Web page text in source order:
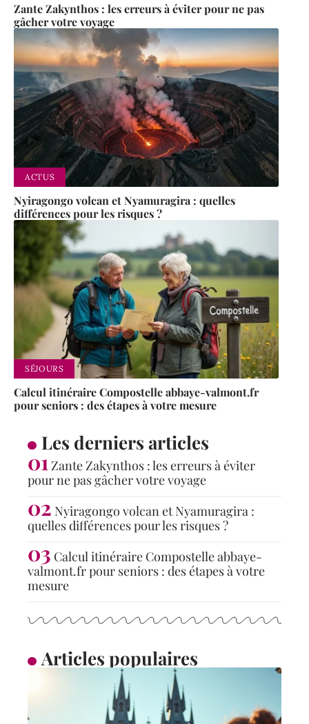
Zante Zakynthos : les erreurs à éviter pour ne pas
gâcher votre voyage
ACTUS
Nyiragongo volcan et Nyamuragira : quelles
différences pour les risques ?
SÉJOURS
Calcul itinéraire Compostelle abbaye-valmont.fr
pour seniors : des étapes à votre mesure
Les derniers articles
Zante Zakynthos : les erreurs à éviter
pour ne pas gâcher votre voyage
Nyiragongo volcan et Nyamuragira :
quelles différences pour les risques ?
Calcul itinéraire Compostelle abbaye-
valmont.fr pour seniors : des étapes à votre
mesure
Articles populaires